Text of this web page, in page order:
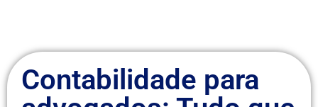
Contabilidade para